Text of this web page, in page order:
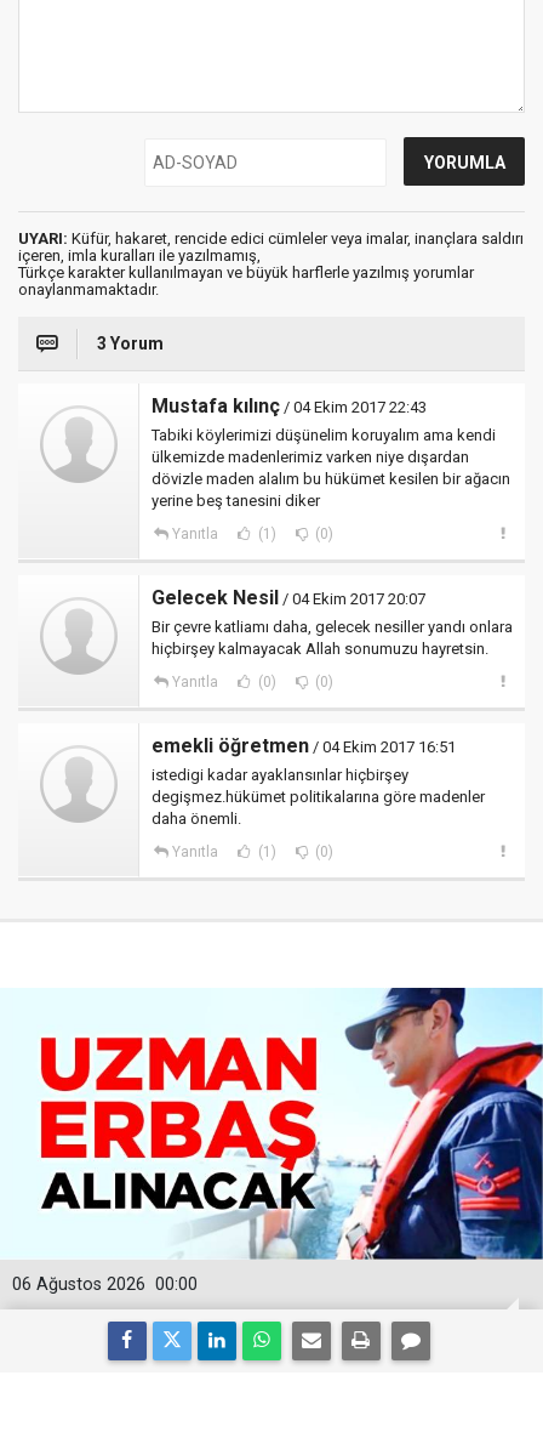
UYARI: Küfür, hakaret, rencide edici cümleler veya imalar, inançlara saldırı
içeren, imla kuralları ile yazılmamış,
Türkçe karakter kullanılmayan ve büyük harflerle yazılmış yorumlar
onaylanmamaktadır.
3 Yorum
Mustafa kılınç / 04 Ekim 2017 22:43
Tabiki köylerimizi düşünelim koruyalım ama kendi
ülkemizde madenlerimiz varken niye dışardan
dövizle maden alalım bu hükümet kesilen bir ağacın
yerine beş tanesini diker
Yanıtla (1) (0)
Gelecek Nesil / 04 Ekim 2017 20:07
Bir çevre katliamı daha, gelecek nesiller yandı onlara
hiçbirşey kalmayacak Allah sonumuzu hayretsin.
Yanıtla (0) (0)
emekli öğretmen / 04 Ekim 2017 16:51
istedigi kadar ayaklansınlar hiçbirşey
degişmez.hükümet politikalarına göre madenler
daha önemli.
Yanıtla (1) (0)
00:00
06 Ağustos 2026